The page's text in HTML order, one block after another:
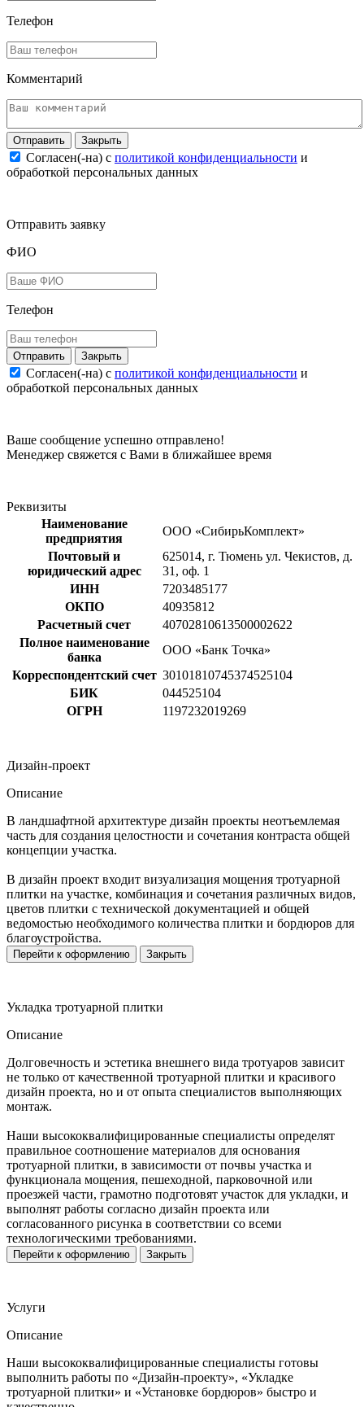
Телефон
Комментарий
Закрыть
Согласен(-на) c политикой конфиденциальности и
обработкой персональных данных
Отправить заявку
ФИО
Телефон
Закрыть
Согласен(-на) c политикой конфиденциальности и
обработкой персональных данных
Ваше сообщение успешно отправлено!
Менеджер свяжется с Вами в ближайшее время
Реквизиты
Наименование
предприятия
ООО «СибирьКомплект»
Почтовый и
юридический адрес
625014, г. Тюмень ул. Чекистов, д.
31, оф. 1
ИНН
7203485177
ОКПО
40935812
Расчетный счет
40702810613500002622
Полное наименование
банка
ООО «Банк Точка»
Корреспондентский счет 30101810745374525104
БИК
044525104
ОГРН
1197232019269
Дизайн-проект
Описание
В ландшафтной архитектуре дизайн проекты неотъемлемая
часть для создания целостности и сочетания контраста общей
концепции участка.
В дизайн проект входит визуализация мощения тротуарной
плитки на участке, комбинация и сочетания различных видов,
цветов плитки с технической документацией и общей
ведомостью необходимого количества плитки и бордюров для
благоустройства.
Перейти к оформлению Закрыть
Укладка тротуарной плитки
Описание
Долговечность и эстетика внешнего вида тротуаров зависит
не только от качественной тротуарной плитки и красивого
дизайн проекта, но и от опыта специалистов выполняющих
монтаж.
Наши высококвалифицированные специалисты определят
правильное соотношение материалов для основания
тротуарной плитки, в зависимости от почвы участка и
функционала мощения, пешеходной, парковочной или
проезжей части, грамотно подготовят участок для укладки, и
выполнят работы согласно дизайн проекта или
согласованного рисунка в соответствии со всеми
технологическими требованиями.
Перейти к оформлению Закрыть
Услуги
Описание
Наши высококвалифицированные специалисты готовы
выполнить работы по «Дизайн-проекту», «Укладке
тротуарной плитки» и «Установке бордюров» быстро и